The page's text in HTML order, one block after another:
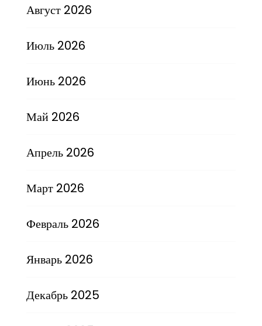
Август 2026
Июль 2026
Июнь 2026
Май 2026
Апрель 2026
Март 2026
Февраль 2026
Январь 2026
Декабрь 2025